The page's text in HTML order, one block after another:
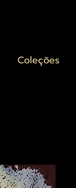
Coleções